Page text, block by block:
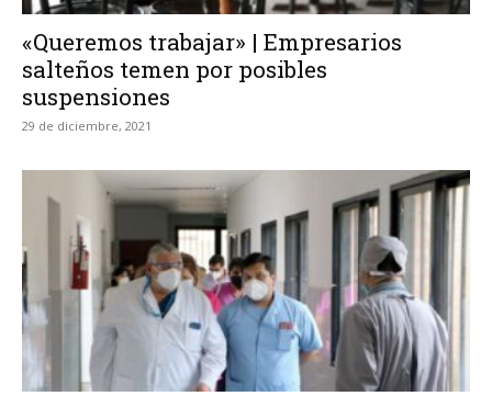
«Queremos trabajar» | Empresarios
salteños temen por posibles
suspensiones
29 de diciembre, 2021